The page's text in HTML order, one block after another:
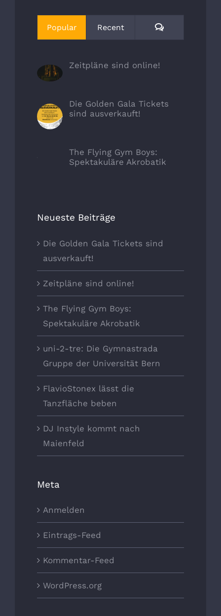
Popular Recent Comments
Zeitpläne sind online!
Die Golden Gala Tickets
sind ausverkauft!
The Flying Gym Boys:
Spektakuläre Akrobatik
Neueste Beiträge
Die Golden Gala Tickets sind
ausverkauft!
Zeitpläne sind online!
The Flying Gym Boys:
Spektakuläre Akrobatik
uni-2-tre: Die Gymnastrada
Gruppe der Universität Bern
FlavioStonex lässt die
Tanzfläche beben
DJ Instyle kommt nach
Maienfeld
Meta
Anmelden
Eintrags-Feed
Kommentar-Feed
WordPress.org